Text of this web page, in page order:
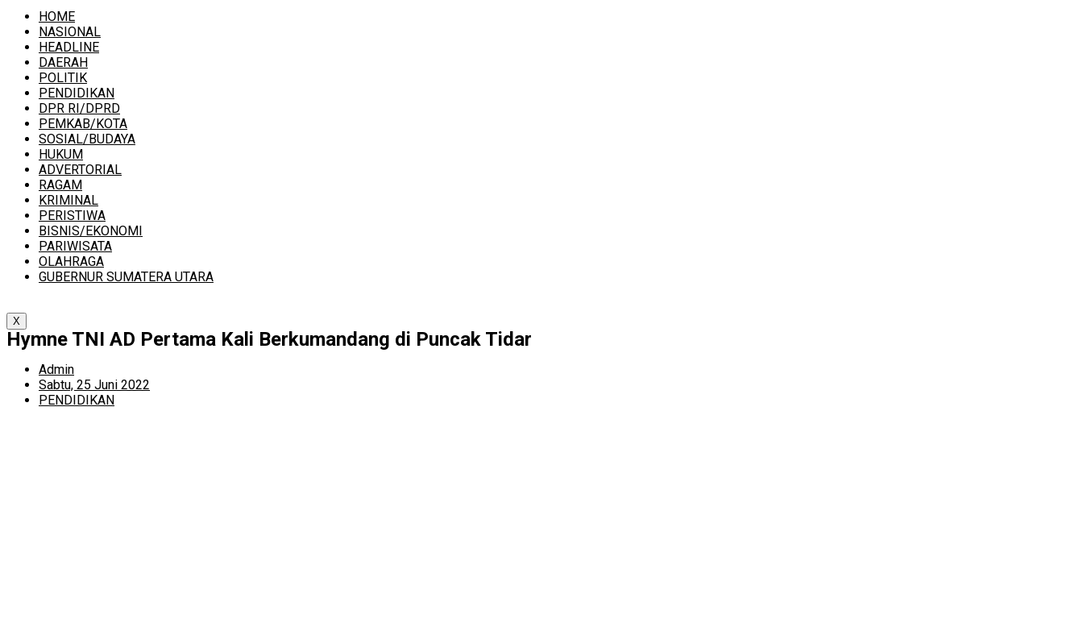
HOME
NASIONAL
HEADLINE
DAERAH
POLITIK
PENDIDIKAN
DPR RI/DPRD
PEMKAB/KOTA
SOSIAL/BUDAYA
HUKUM
ADVERTORIAL
RAGAM
KRIMINAL
PERISTIWA
BISNIS/EKONOMI
PARIWISATA
OLAHRAGA
GUBERNUR SUMATERA UTARA
X
Hymne TNI AD Pertama Kali Berkumandang di Puncak Tidar
Admin
Sabtu, 25 Juni 2022
PENDIDIKAN